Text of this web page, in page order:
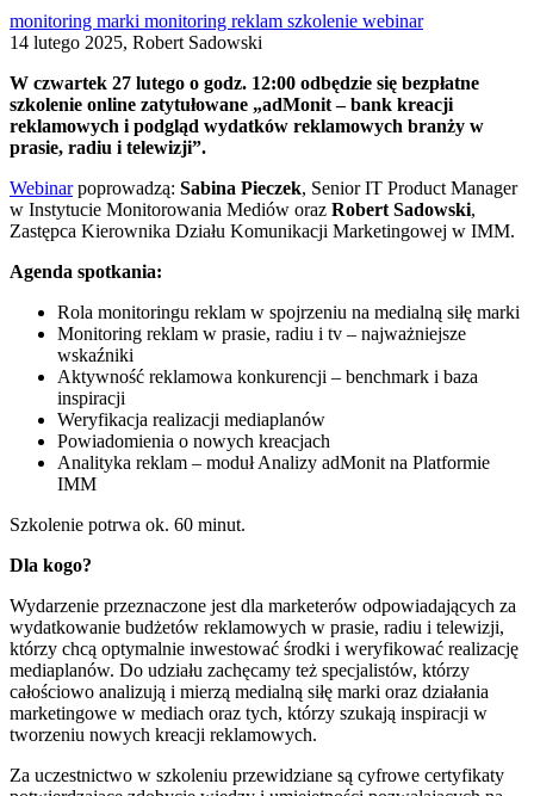
monitoring marki monitoring reklam szkolenie webinar
14 lutego 2025, Robert Sadowski
W czwartek 27 lutego o godz. 12:00 odbędzie się bezpłatne
szkolenie online zatytułowane „adMonit – bank kreacji
reklamowych i podgląd wydatków reklamowych branży w
prasie, radiu i telewizji”.
Webinarpoprowadzą: Sabina Pieczek, Senior IT Product Manager
w Instytucie Monitorowania Mediów oraz Robert Sadowski,
Zastępca Kierownika Działu Komunikacji Marketingowej w IMM.
Agenda spotkania:
Rola monitoringu reklam w spojrzeniu na medialną siłę marki
Monitoring reklam w prasie, radiu i tv – najważniejsze
wskaźniki
Aktywność reklamowa konkurencji – benchmark i baza
inspiracji
Weryfikacja realizacji mediaplanów
Powiadomienia o nowych kreacjach
Analityka reklam – moduł Analizy adMonit na Platformie
IMM
Szkolenie potrwa ok. 60 minut.
Dla kogo?
Wydarzenie przeznaczone jest dla marketerów odpowiadających za
wydatkowanie budżetów reklamowych w prasie, radiu i telewizji,
którzy chcą optymalnie inwestować środki i weryfikować realizację
mediaplanów. Do udziału zachęcamy też specjalistów, którzy
całościowo analizują i mierzą medialną siłę marki oraz działania
marketingowe w mediach oraz tych, którzy szukają inspiracji w
tworzeniu nowych kreacji reklamowych.
Za uczestnictwo w szkoleniu przewidziane są cyfrowe certyfikaty